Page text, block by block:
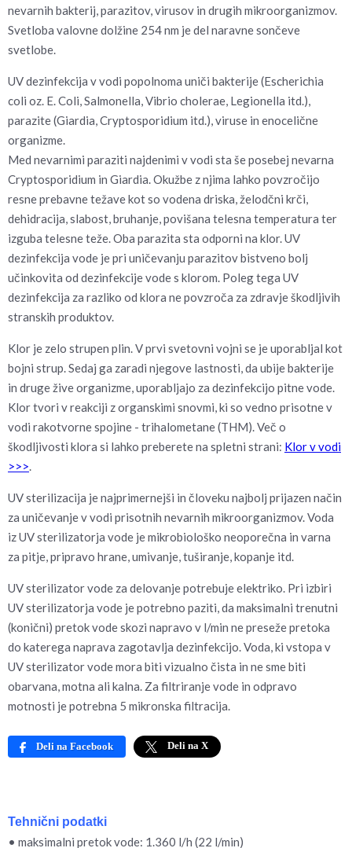
nevarnih bakterij, parazitov, virusov in drugih mikroorganizmov.
Svetloba valovne dolžine 254 nm je del naravne sončeve
svetlobe.
UV dezinfekcija v vodi popolnoma uniči bakterije (Escherichia
coli oz. E. Coli, Salmonella, Vibrio cholerae, Legionella itd.),
parazite (Giardia, Cryptosporidium itd.), viruse in enocelične
organizme.
Med nevarnimi paraziti najdenimi v vodi sta še posebej nevarna
Cryptosporidium in Giardia. Okužbe z njima lahko povzročijo
resne prebavne težave kot so vodena driska, želodčni krči,
dehidracija, slabost, bruhanje, povišana telesna temperatura ter
izguba telesne teže. Oba parazita sta odporni na klor. UV
dezinfekcija vode je pri uničevanju parazitov bistveno bolj
učinkovita od dezinfekcije vode s klorom. Poleg tega UV
dezinfekcija za razliko od klora ne povzroča za zdravje škodljivih
stranskih produktov.
Klor je zelo strupen plin. V prvi svetovni vojni se je uporabljal kot
bojni strup. Sedaj ga zaradi njegove lastnosti, da ubije bakterije
in druge žive organizme, uporabljajo za dezinfekcijo pitne vode.
Klor tvori v reakciji z organskimi snovmi, ki so vedno prisotne v
vodi rakotvorne spojine - trihalometane (THM). Več o
škodljivosti klora si lahko preberete na spletni strani: Klor v vodi
>>>.
UV sterilizacija je najprimernejši in človeku najbolj prijazen način
za uničevanje v vodi prisotnih nevarnih mikroorganizmov. Voda
iz UV sterilizatorja vode je mikrobiološko neoporečna in varna
za pitje, pripravo hrane, umivanje, tuširanje, kopanje itd.
UV sterilizator vode za delovanje potrebuje elektriko. Pri izbiri
UV sterilizatorja vode je potrebno paziti, da maksimalni trenutni
(konični) pretok vode skozi napravo v l/min ne preseže pretoka
do katerega naprava zagotavlja dezinfekcijo. Voda, ki vstopa v
UV sterilizator vode mora biti vizualno čista in ne sme biti
obarvana, motna ali kalna. Za filtriranje vode in odpravo
motnosti je potrebna 5 mikronska filtracija.
Deli na Facebook Deli na X
Tehnični podatki
• maksimalni pretok vode: 1.360 l/h (22 l/min)